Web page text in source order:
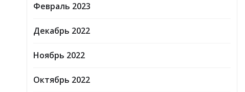
Февраль 2023
Декабрь 2022
Ноябрь 2022
Октябрь 2022